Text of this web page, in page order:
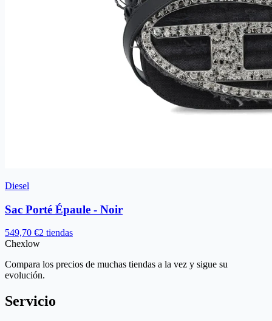
Diesel
Sac Porté Épaule - Noir
549,70 €2 tiendas
Chexlow
Compara los precios de muchas tiendas a la vez y sigue su
evolución.
Servicio